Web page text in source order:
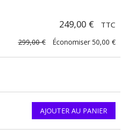
249,00 € TTC
299,00 € Économiser 50,00 €
AJOUTER AU PANIER